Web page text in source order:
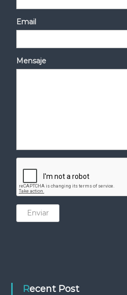
Email
Mensaje
Enviar
Recent Post